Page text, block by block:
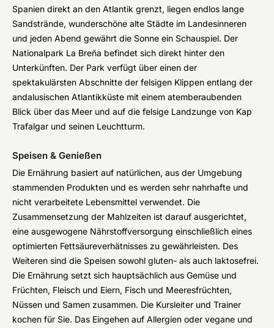
Spanien direkt an den Atlantik grenzt, liegen endlos lange
Sandstrände, wunderschöne alte Städte im Landesinneren
und jeden Abend gewährt die Sonne ein Schauspiel. Der
Nationalpark La Breña befindet sich direkt hinter den
Unterkünften. Der Park verfügt über einen der
spektakulärsten Abschnitte der felsigen Klippen entlang der
andalusischen Atlantikküste mit einem atemberaubenden
Blick über das Meer und auf die felsige Landzunge von Kap
Trafalgar und seinen Leuchtturm.
Speisen & Genießen
Die Ernährung basiert auf natürlichen, aus der Umgebung
stammenden Produkten und es werden sehr nahrhafte und
nicht verarbeitete Lebensmittel verwendet. Die
Zusammensetzung der Mahlzeiten ist darauf ausgerichtet,
eine ausgewogene Nährstoffversorgung einschließlich eines
optimierten Fettsäureverhätnisses zu gewährleisten. Des
Weiteren sind die Speisen sowohl gluten- als auch laktosefrei.
Die Ernährung setzt sich hauptsächlich aus Gemüse und
Früchten, Fleisch und Eiern, Fisch und Meeresfrüchten,
Nüssen und Samen zusammen. Die Kursleiter und Trainer
kochen für Sie. Das Eingehen auf Allergien oder vegane und